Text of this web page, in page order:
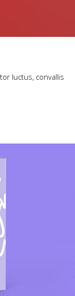
luctus, convallis